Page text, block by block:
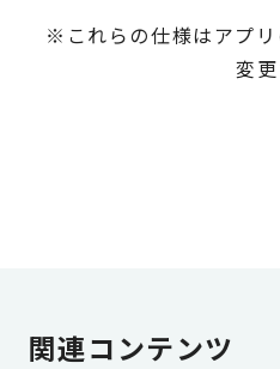
※これらの仕様はアプ
変
関連コンテンツ